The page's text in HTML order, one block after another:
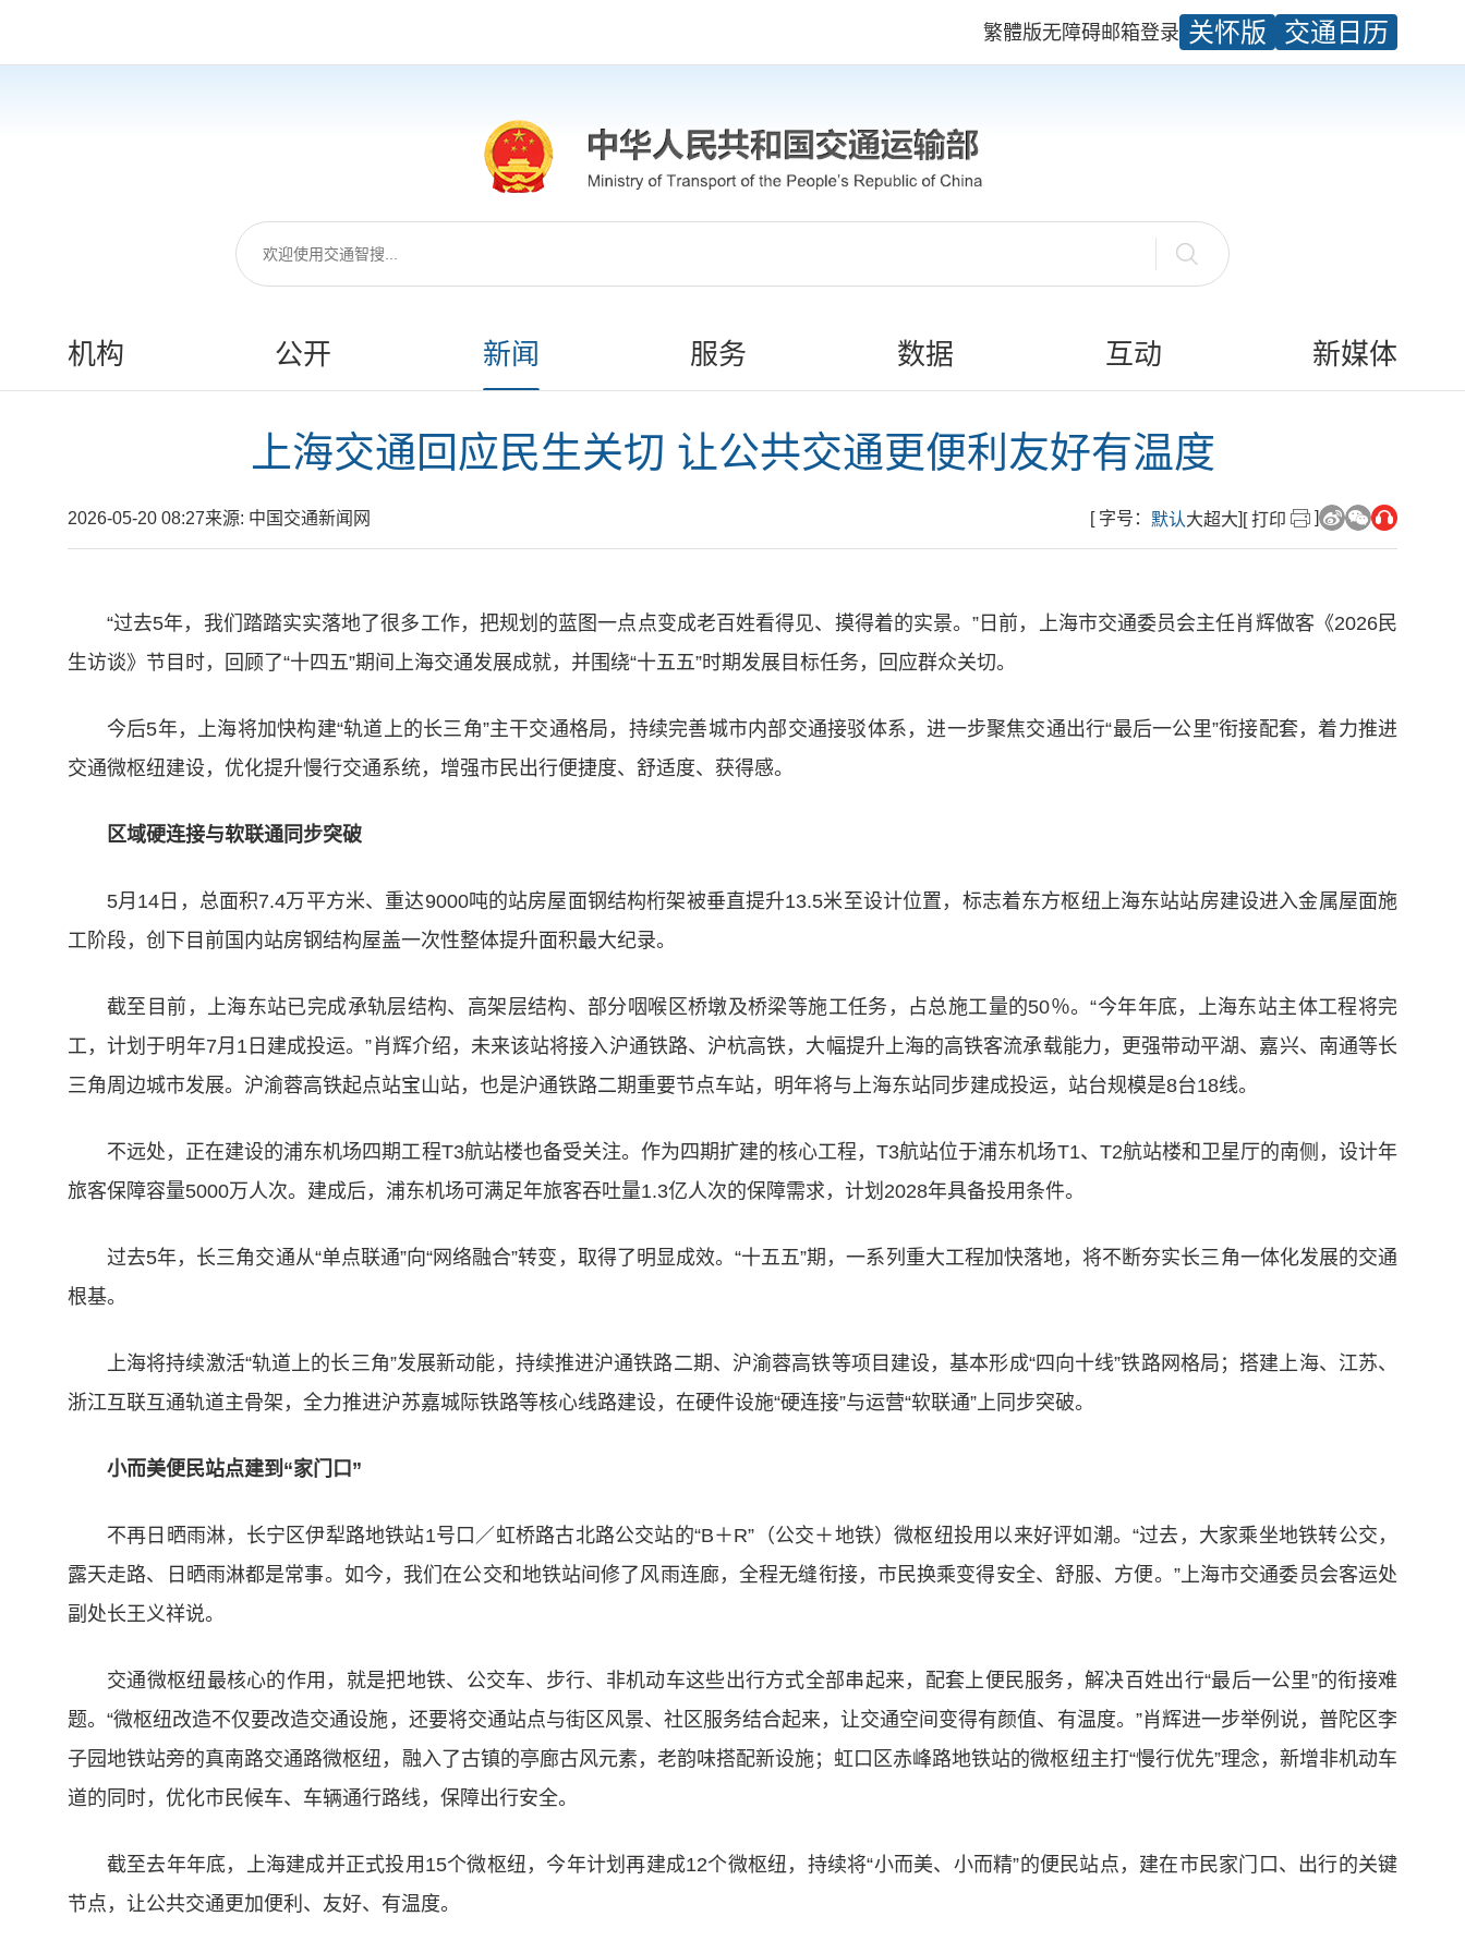
繁體版无障碍邮箱登录 关怀版 交通日历
机构 公开 新闻 服务 数据 互动 新媒体
上海交通回应民生关切 让公共交通更便利友好有温度
2026-05-20 08:27来源: 中国交通新闻网 [ 字号： 默认大超大] [ 打印 ]
“过去5年，我们踏踏实实落地了很多工作，把规划的蓝图一点点变成老百姓看得见、摸得着的实景。”日前，上海市交通委员会主任肖辉做客《2026民
生访谈》节目时，回顾了“十四五”期间上海交通发展成就，并围绕“十五五”时期发展目标任务，回应群众关切。
今后5年，上海将加快构建“轨道上的长三角”主干交通格局，持续完善城市内部交通接驳体系，进一步聚焦交通出行“最后一公里”衔接配套，着力推进
交通微枢纽建设，优化提升慢行交通系统，增强市民出行便捷度、舒适度、获得感。
区域硬连接与软联通同步突破
5月14日，总面积7.4万平方米、重达9000吨的站房屋面钢结构桁架被垂直提升13.5米至设计位置，标志着东方枢纽上海东站站房建设进入金属屋面施
工阶段，创下目前国内站房钢结构屋盖一次性整体提升面积最大纪录。
截至目前，上海东站已完成承轨层结构、高架层结构、部分咽喉区桥墩及桥梁等施工任务，占总施工量的50％。“今年年底，上海东站主体工程将完
工，计划于明年7月1日建成投运。”肖辉介绍，未来该站将接入沪通铁路、沪杭高铁，大幅提升上海的高铁客流承载能力，更强带动平湖、嘉兴、南通等长
三角周边城市发展。沪渝蓉高铁起点站宝山站，也是沪通铁路二期重要节点车站，明年将与上海东站同步建成投运，站台规模是8台18线。
不远处，正在建设的浦东机场四期工程T3航站楼也备受关注。作为四期扩建的核心工程，T3航站位于浦东机场T1、T2航站楼和卫星厅的南侧，设计年
旅客保障容量5000万人次。建成后，浦东机场可满足年旅客吞吐量1.3亿人次的保障需求，计划2028年具备投用条件。
过去5年，长三角交通从“单点联通”向“网络融合”转变，取得了明显成效。“十五五”期，一系列重大工程加快落地，将不断夯实长三角一体化发展的交通
根基。
上海将持续激活“轨道上的长三角”发展新动能，持续推进沪通铁路二期、沪渝蓉高铁等项目建设，基本形成“四向十线”铁路网格局；搭建上海、江苏、
浙江互联互通轨道主骨架，全力推进沪苏嘉城际铁路等核心线路建设，在硬件设施“硬连接”与运营“软联通”上同步突破。
小而美便民站点建到“家门口”
不再日晒雨淋，长宁区伊犁路地铁站1号口／虹桥路古北路公交站的“B＋R”（公交＋地铁）微枢纽投用以来好评如潮。“过去，大家乘坐地铁转公交，
露天走路、日晒雨淋都是常事。如今，我们在公交和地铁站间修了风雨连廊，全程无缝衔接，市民换乘变得安全、舒服、方便。”上海市交通委员会客运处
副处长王义祥说。
交通微枢纽最核心的作用，就是把地铁、公交车、步行、非机动车这些出行方式全部串起来，配套上便民服务，解决百姓出行“最后一公里”的衔接难
题。“微枢纽改造不仅要改造交通设施，还要将交通站点与街区风景、社区服务结合起来，让交通空间变得有颜值、有温度。”肖辉进一步举例说，普陀区李
子园地铁站旁的真南路交通路微枢纽，融入了古镇的亭廊古风元素，老韵味搭配新设施；虹口区赤峰路地铁站的微枢纽主打“慢行优先”理念，新增非机动车
道的同时，优化市民候车、车辆通行路线，保障出行安全。
截至去年年底，上海建成并正式投用15个微枢纽，今年计划再建成12个微枢纽，持续将“小而美、小而精”的便民站点，建在市民家门口、出行的关键
节点，让公共交通更加便利、友好、有温度。